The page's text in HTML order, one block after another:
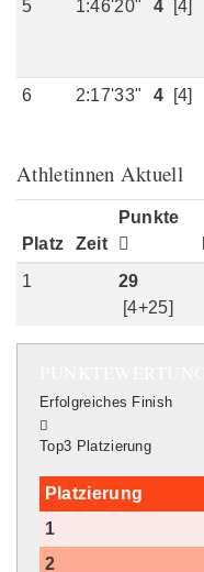
5
1:46'20" 4 [4]
6 2:17'33" 4 [4]
Athletinnen Aktuell
Platz Zeit
Punkte
1
29
[4+25]
Erfolgreiches Finish
Top3 Platzierung
Platzierung
1
2